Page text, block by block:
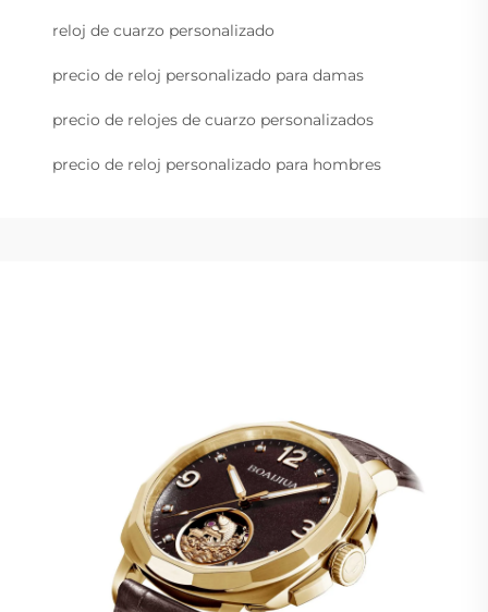
reloj de cuarzo personalizado
precio de reloj personalizado para damas
precio de relojes de cuarzo personalizados
precio de reloj personalizado para hombres